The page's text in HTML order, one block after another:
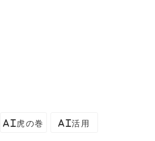
AI虎の巻 AI活用